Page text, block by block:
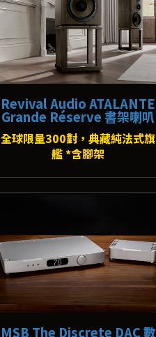
Revival Audio ATALANTE
Grande Réserve 書架喇叭
全球限量300對，典藏純法式旗
艦 *含腳架
MSB The Discrete DAC 數